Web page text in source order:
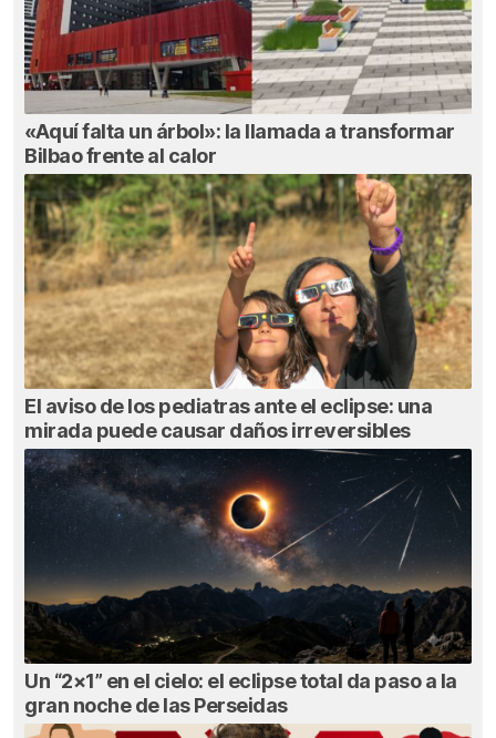
«Aquí falta un árbol»: la llamada a transformar
Bilbao frente al calor
El aviso de los pediatras ante el eclipse: una
mirada puede causar daños irreversibles
Un “2×1” en el cielo: el eclipse total da paso a la
gran noche de las Perseidas